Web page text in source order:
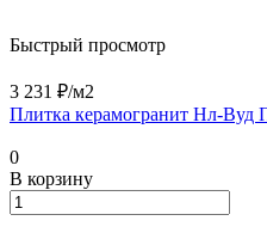
Быстрый просмотр
3 231 ₽/м2
Плитка керамогранит Нл-Вуд
0
В корзину